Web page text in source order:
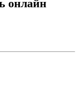
онлайн